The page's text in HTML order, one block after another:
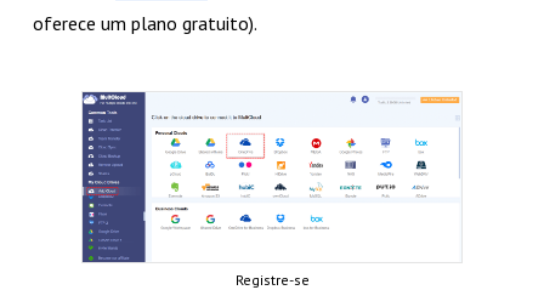
oferece um plano gratuito).
Registre-se